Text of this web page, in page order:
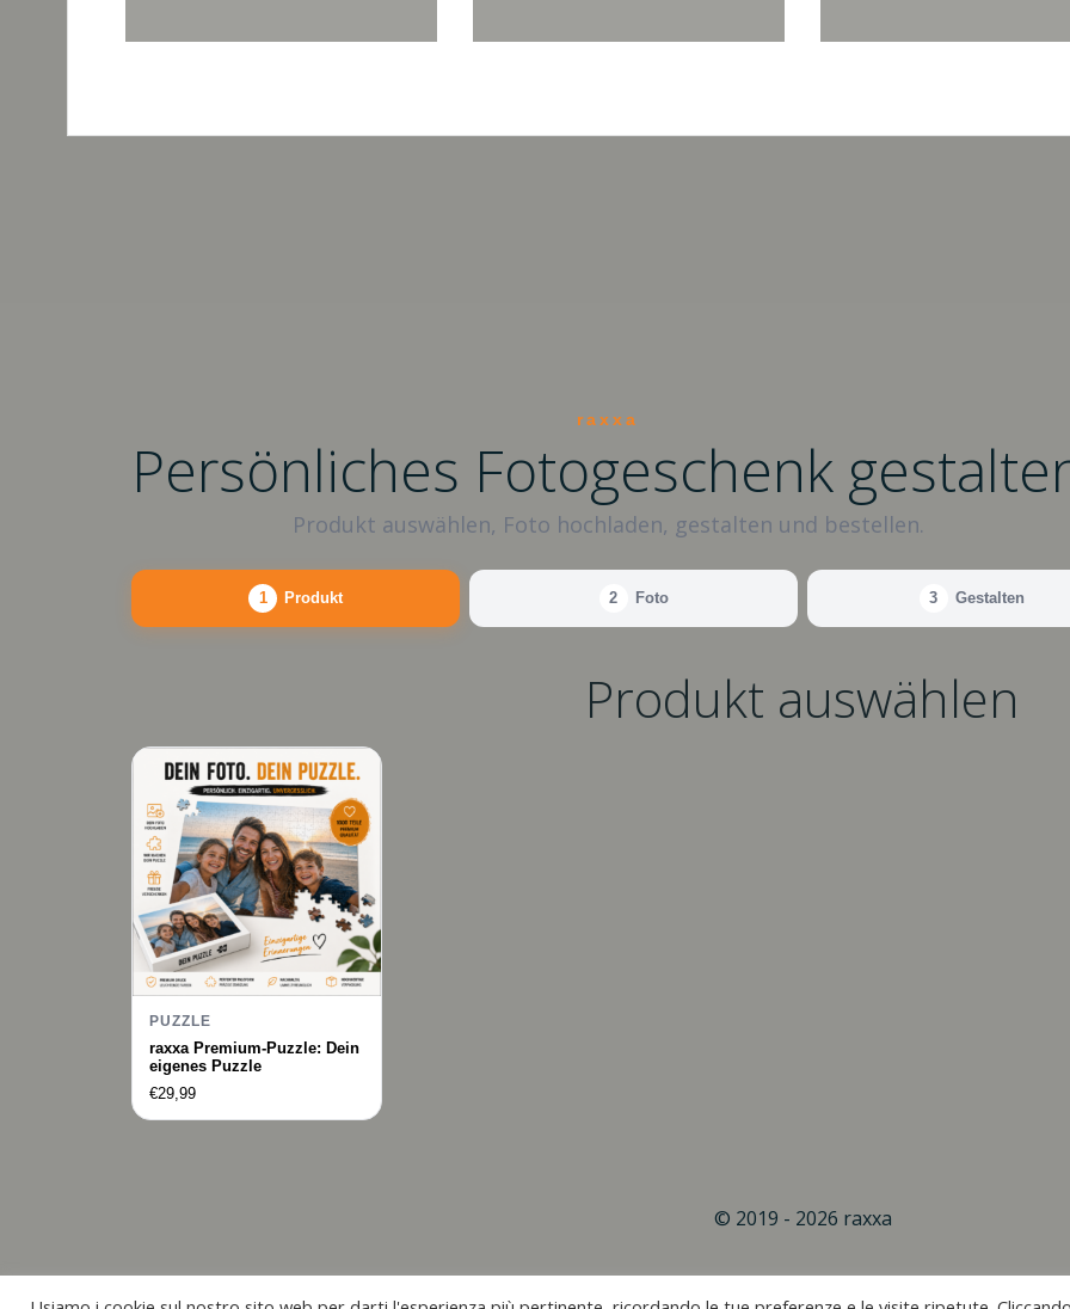
raxxa
Persönliches Fotogeschenk
Produkt auswählen, Foto hochladen, gestalten und bestellen.
1 Produkt 2 Foto 3 Gestalten
Produkt auswählen
PUZZLE
raxxa Premium-Puzzle: Dein
eigenes Puzzle
€29,99
© 2019 - 2026 raxxa